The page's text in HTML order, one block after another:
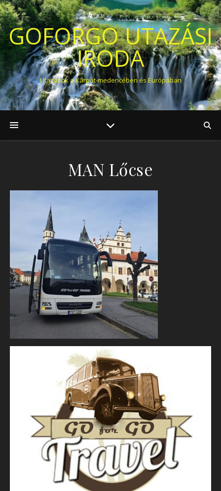
GOFORGO UTAZÁSI
IRODA
Utazások a Kárpát-medencében és Európában
MAN Lőcse